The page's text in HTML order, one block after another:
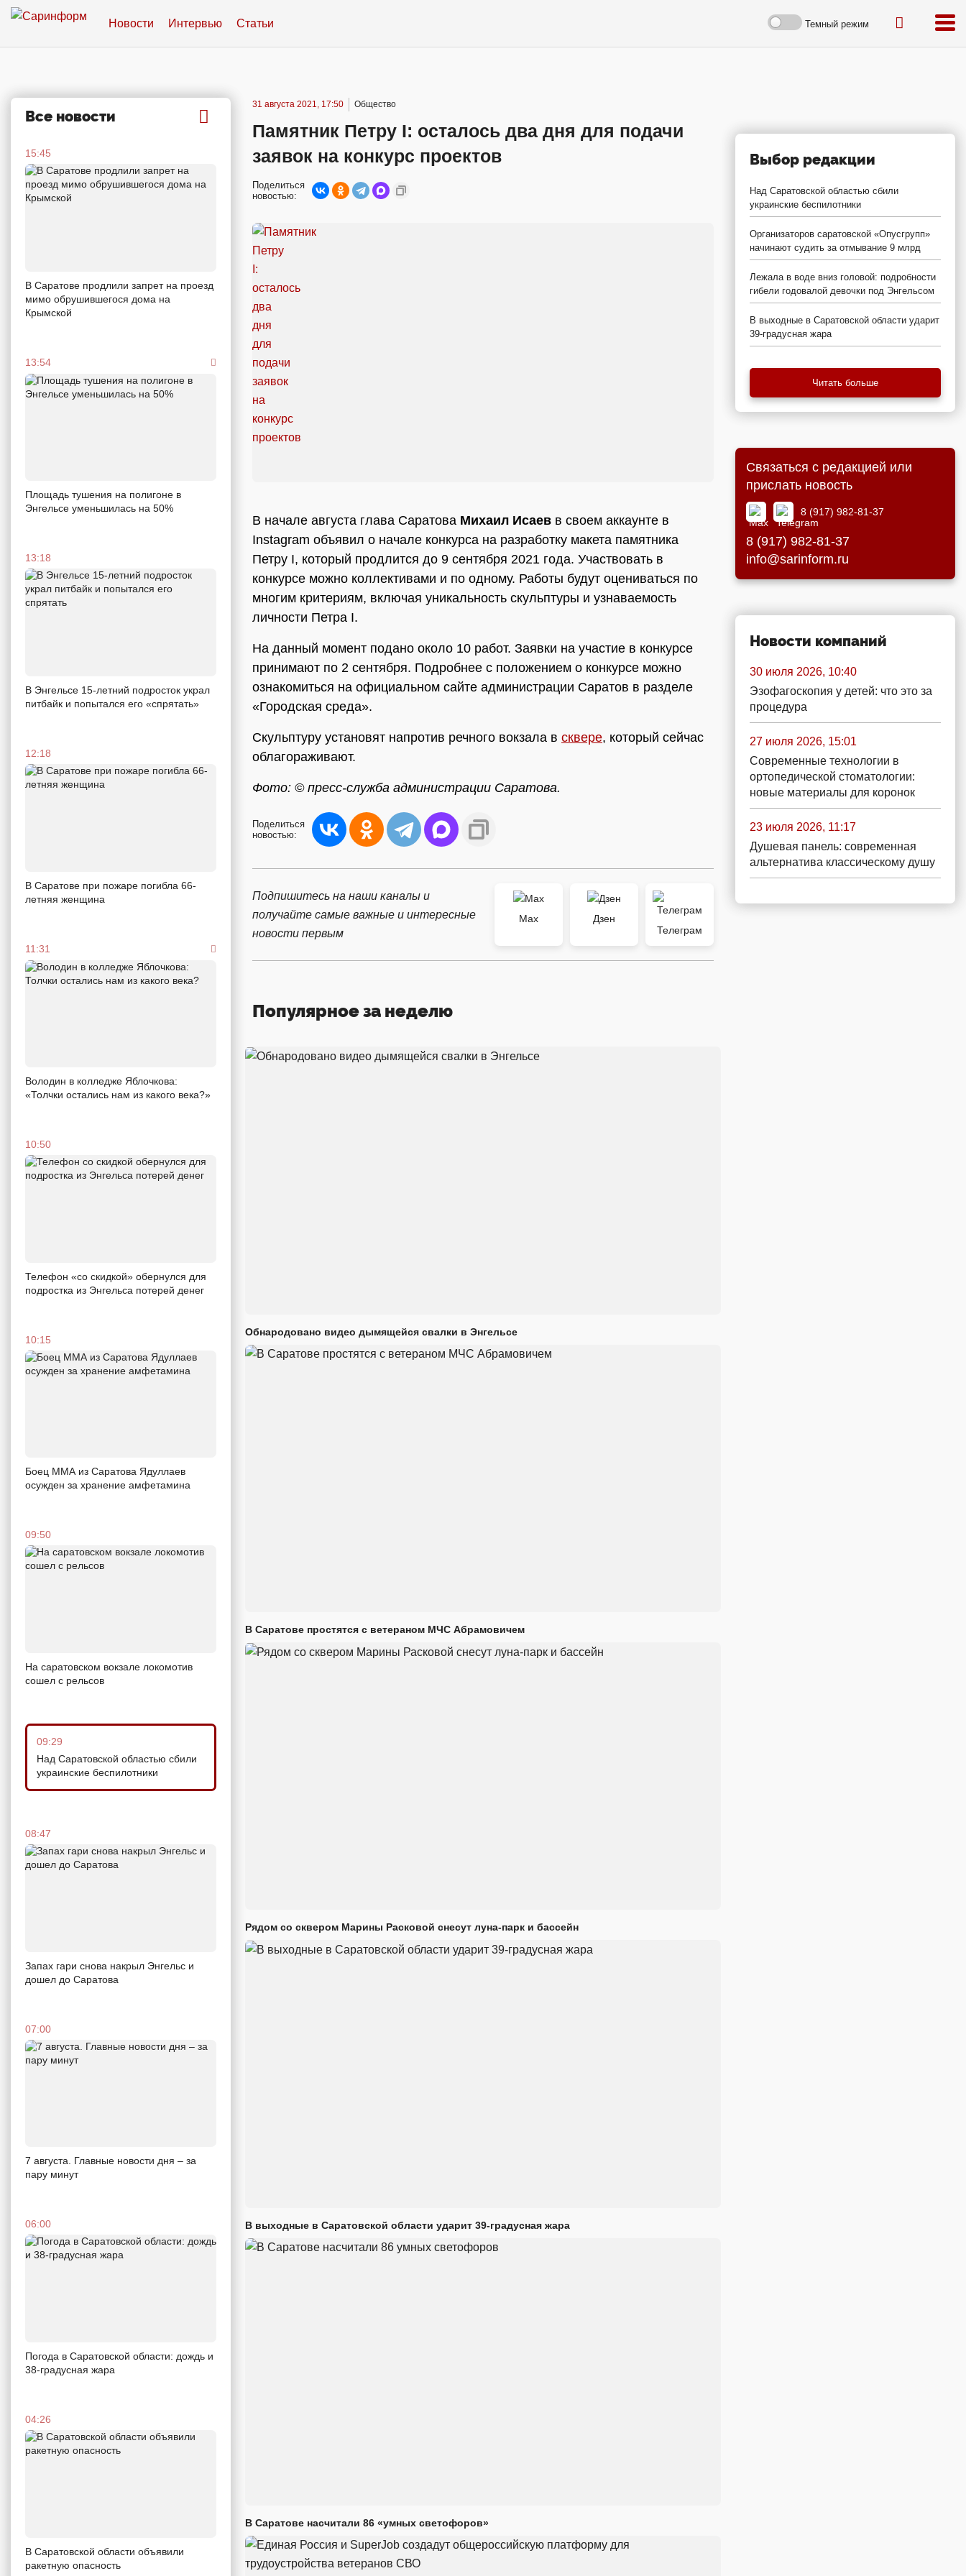
Новости Интервью Статьи Темный режим
Все новости
15:45
В Саратове продлили запрет на проезд
мимо обрушившегося дома на
Крымской
13:54
Площадь тушения на полигоне в
Энгельсе уменьшилась на 50%
13:18
В Энгельсе 15-летний подросток украл
питбайк и попытался его «спрятать»
12:18
В Саратове при пожаре погибла 66-
летняя женщина
11:31
Володин в колледже Яблочкова:
«Толчки остались нам из какого века?»
10:50
Телефон «со скидкой» обернулся для
подростка из Энгельса потерей денег
10:15
Боец ММА из Саратова Ядуллаев
осужден за хранение амфетамина
09:50
На саратовском вокзале локомотив
сошел с рельсов
09:29
Над Саратовской областью сбили
украинские беспилотники
08:47
Запах гари снова накрыл Энгельс и
дошел до Саратова
07:00
7 августа. Главные новости дня – за
пару минут
06:00
Погода в Саратовской области: дождь и
38-градусная жара
04:26
В Саратовской области объявили
ракетную опасность
31 августа 2021, 17:50 Общество
Памятник Петру I: осталось два дня для подачи
заявок на конкурс проектов
Поделиться
новостью:
В начале августа глава Саратова Михаил Исаев в своем аккаунте в
Instagram объявил о начале конкурса на разработку макета памятника
Петру I, который продлится до 9 сентября 2021 года. Участвовать в
конкурсе можно коллективами и по одному. Работы будут оцениваться по
многим критериям, включая уникальность скульптуры и узнаваемость
личности Петра I.
На данный момент подано около 10 работ. Заявки на участие в конкурсе
принимают по 2 сентября. Подробнее с положением о конкурсе можно
ознакомиться на официальном сайте администрации Саратов в разделе
«Городская среда».
Скульптуру установят напротив речного вокзала в сквере, который сейчас
облагораживают.
Фото: © пресс-служба администрации Саратова.
Поделиться
новостью:
Подпишитесь на наши каналы и
получайте самые важные и интересные
новости первым
Max
Дзен
Телеграм
Популярное за неделю
Обнародовано видео дымящейся свалки в Энгельсе
В Саратове простятся с ветераном МЧС Абрамовичем
Рядом со сквером Марины Расковой снесут луна-парк и бассейн
В выходные в Саратовской области ударит 39-градусная жара
В Саратове насчитали 86 «умных светофоров»
Выбор редакции
Над Саратовской областью сбили
украинские беспилотники
Организаторов саратовской «Опусгрупп»
начинают судить за отмывание 9 млрд
Лежала в воде вниз головой: подробности
гибели годовалой девочки под Энгельсом
В выходные в Саратовской области ударит
39-градусная жара
Читать больше
Связаться с редакцией или
прислать новость
8 (917) 982-81-37
8 (917) 982-81-37
info@sarinform.ru
Новости компаний
30 июля 2026, 10:40
Эзофагоскопия у детей: что это за
процедура
27 июля 2026, 15:01
Современные технологии в
ортопедической стоматологии:
новые материалы для коронок
23 июля 2026, 11:17
Душевая панель: современная
альтернатива классическому душу